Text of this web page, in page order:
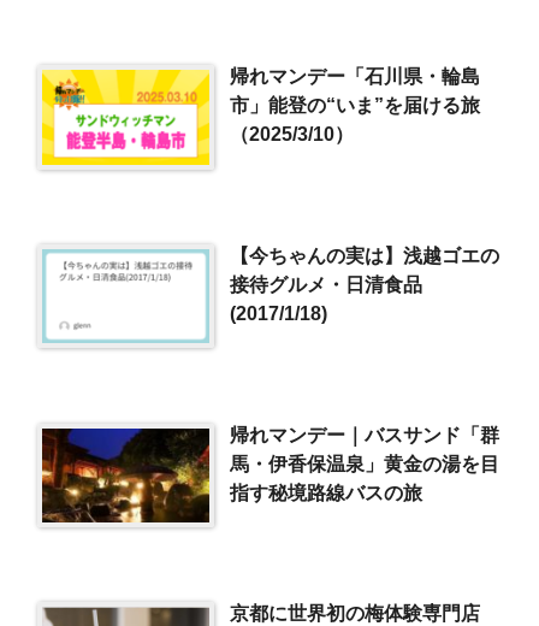
帰れマンデー「石川県・輪島
市」能登の“いま”を届ける旅
（2025/3/10）
【今ちゃんの実は】浅越ゴエの
接待グルメ・日清食品
(2017/1/18)
帰れマンデー｜バスサンド「群
馬・伊香保温泉」黄金の湯を目
指す秘境路線バスの旅
京都に世界初の梅体験専門店